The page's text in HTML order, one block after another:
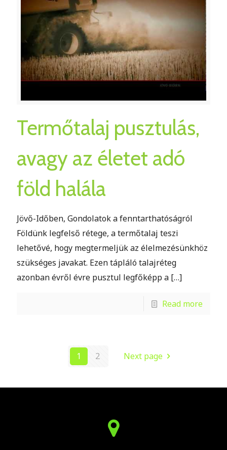
Termőtalaj pusztulás,
avagy az életet adó
föld halála
Jövő-Időben, Gondolatok a fenntarthatóságról
Földünk legfelső rétege, a termőtalaj teszi
lehetővé, hogy megtermeljük az élelmezésünkhöz
szükséges javakat. Ezen tápláló talajréteg
azonban évről évre pusztul legfőképp a […]
Read more
1 2 Next page